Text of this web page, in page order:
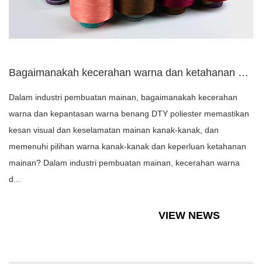
Bagaimanakah kecerahan warna dan ketahanan warna benang poli...
Dalam industri pembuatan mainan, bagaimanakah kecerahan
warna dan kepantasan warna benang DTY poliester memastikan
kesan visual dan keselamatan mainan kanak-kanak, dan
memenuhi pilihan warna kanak-kanak dan keperluan ketahanan
mainan? Dalam industri pembuatan mainan, kecerahan warna
d...
VIEW NEWS